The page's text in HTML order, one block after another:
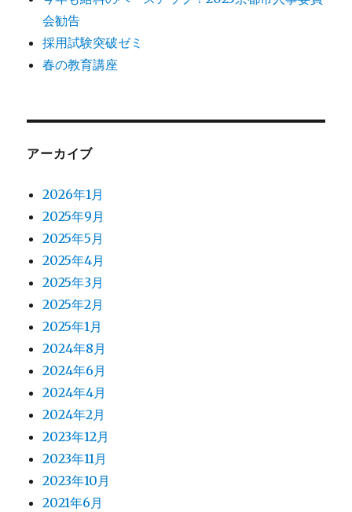
会勧告
採用試験突破ゼミ
春の教育講座
アーカイブ
2026年1月
2025年9月
2025年5月
2025年4月
2025年3月
2025年2月
2025年1月
2024年8月
2024年6月
2024年4月
2024年2月
2023年12月
2023年11月
2023年10月
2021年6月